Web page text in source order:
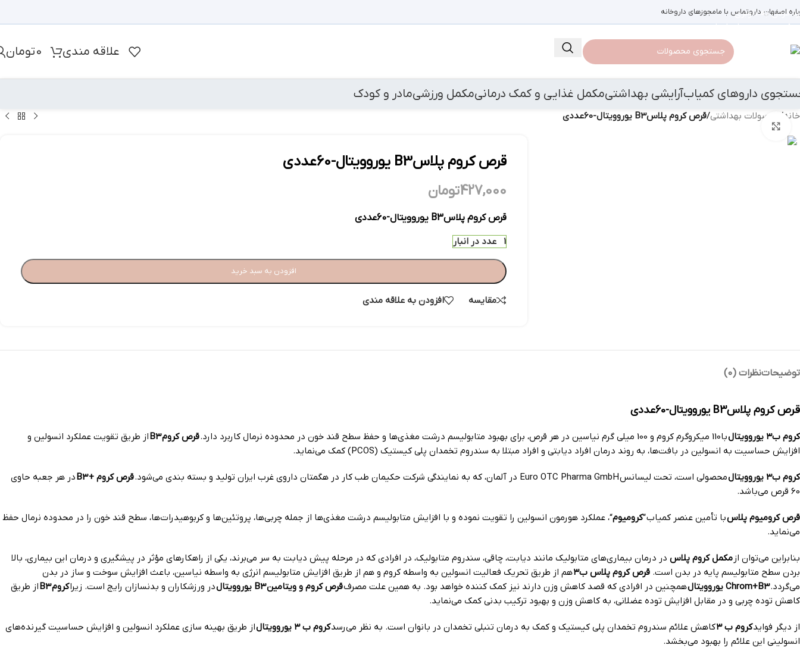
رد کردن به ناوبری
رد کردن به محتوای اصلی
اصفهان داروتماس با مامجوزهای داروخانه
علاقه مندی 0تومان
داروهای کمیابآرایشی بهداشتیمکمل غذایی و کمک درمانیمکمل ورزشیمادر و کودک
خانه/ محصولات بهداشتی/قرص کروم پلاسB3 یوروویتال-60عددی
قرص کروم پلاسB3 یوروویتال-60عددی
427,000تومان
قرص کروم پلاسB3 یوروویتال-60عددی
1 عدد در انبار
افزودن به سبد خرید
مقایسه افزودن به علاقه مندی
توضیحاتنظرات (0)
قرص کروم پلاسB3 یوروویتال-60عددی
کروم ب۳ یوروویتال با110 میکروگرم کروم و 100 میلی گرم نیاسین در هر قرص، برای بهبود متابولیسم درشت مغذی‌ها و حفظ سطح قند خون در محدوده نرمال کاربرد دارد. قرص کروم B3
از طریق تقویت عملکرد انسولین و
افزایش حساسیت به انسولین در بافت‌ها، به روند درمان افراد دیابتی و افراد مبتلا به سندروم تخمدان پلی کیستیک (PCOS) کمک می‌نماید.
کروم ب3 یوروویتال محصولی است، تحت لیسانس Euro OTC Pharma GmbH در آلمان، که به نمایندگی شرکت حکیمان طب کار در هگمتان داروی غرب ایران تولید و بسته بندی ‌می‌شود. قرص کروم + B3
در هر جعبه حاوی
60 قرص می‌باشد.
قرص کرومیوم پلاسبا تأمین عنصر کمیاب “کرومیوم“، عملکرد هورمون انسولین را تقویت نموده و با افزایش متابولیسم درشت مغذی‌ها از جمله چربی‌ها، پروتئین‌ها و کربوهیدرات‌‍‌ها، سطح قند خون را در محدوده نرمال حفظ
می‌نماید.
بنابراین می‌توان از مکمل کروم پلاس در درمان بیماری‌های متابولیک مانند دیابت، چاقی، سندروم متابولیک، در افرادی که در مرحله پیش دیابت به سر می‌برند، یکی از راهکارهای مؤثر در پیشگیری و درمان این بیماری، بالا
بردن سطح متابولیسم پایه در بدن است. قرص کروم پلاس ب۳ هم از طریق تحریک فعالیت انسولین به واسطه کروم و هم از طریق افزایش متابولیسم انرژی به واسطه نیاسین، باعث افزایش سوخت و ساز در بدن
می‌گردد.Chrom+B3 یوروویتال همچنین در افرادی که قصد کاهش وزن دارند نیز کمک کننده خواهد بود. به همین علت مصرفقرص کروم و ویتامین B3 یوروویتال در ورزشکاران و بدنسازان رایج است. زیراکروم B3
از طریق
کاهش توده چربی و در مقابل افزایش توده عضلانی، به کاهش وزن و بهبود ترکیب بدنی کمک می‌نماید.
از دیگر فوایدکروم ب ۳ کاهش علائم سندروم تخمدان پلی کیستیک و کمک به درمان تنبلی تخمدان در بانوان است. به نظر می‌رسدکروم ب ۳ یوروویتال
از طریق بهینه سازی عملکرد انسولین و افزایش حساسیت گیرنده‌های
انسولینی این علائم را بهبود می‌بخشد.